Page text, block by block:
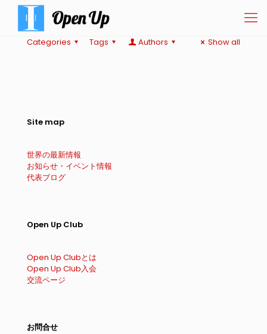
Categories Tags Authors Show all
Site map
世界の最新情報
お知らせ・イベント情報
代表ブログ
Open Up Club
Open Up Clubとは
Open Up Club入会
交流ページ
お問合せ